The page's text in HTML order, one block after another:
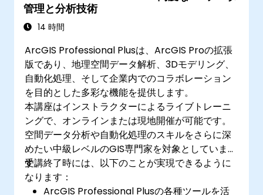
管理と分析技術
14 時間
ArcGIS Professional Plusは、ArcGIS Proの拡張
版であり、地理空間データ解析、3Dモデリング、
自動化処理、そして企業内でのコラボレーション
を目的とした多彩な機能を提供します。
本講座はインストラクターによるライブトレーニ
ングで、オンラインまたは現地開催が可能です。
空間データ分析や自動化処理のスキルをさらに深
めたい中級レベルのGIS専門家を対象としていま
す。
受講終了時には、以下のことが実現できるように
なります：
ArcGIS Professional Plusの各種ツールを活